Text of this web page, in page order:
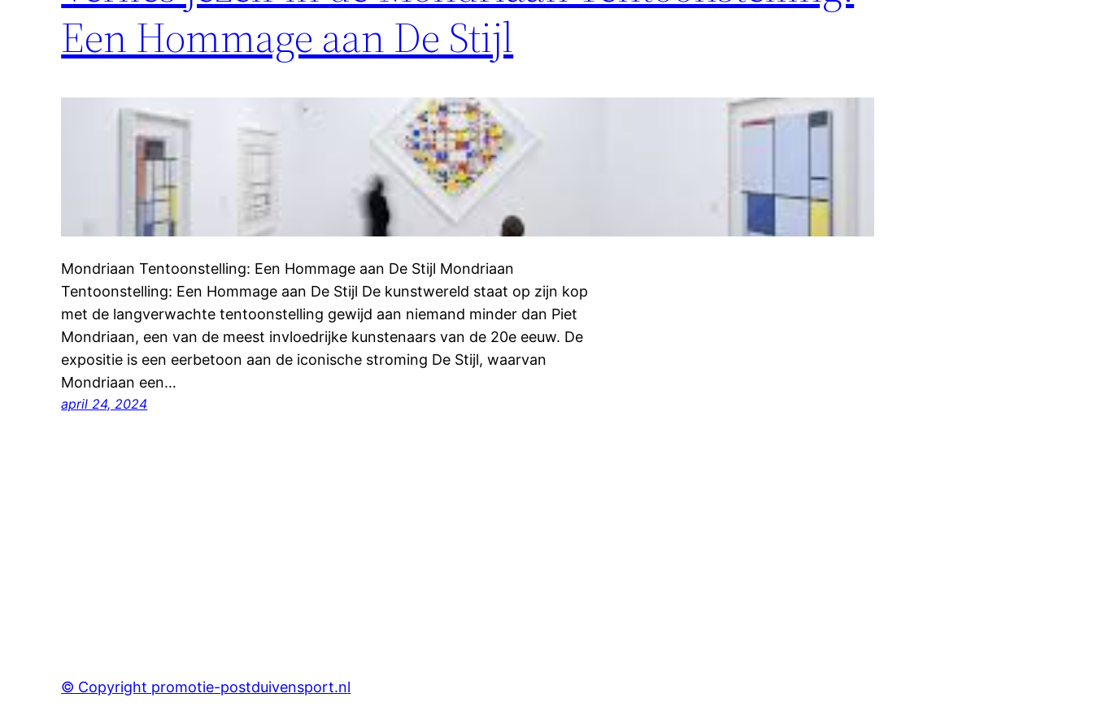
Een Hommage aan De Stijl
Mondriaan Tentoonstelling: Een Hommage aan De Stijl Mondriaan
Tentoonstelling: Een Hommage aan De Stijl De kunstwereld staat op zijn kop
met de langverwachte tentoonstelling gewijd aan niemand minder dan Piet
Mondriaan, een van de meest invloedrijke kunstenaars van de 20e eeuw. De
expositie is een eerbetoon aan de iconische stroming De Stijl, waarvan
Mondriaan een…
april 24, 2024
© Copyright promotie-postduivensport.nl